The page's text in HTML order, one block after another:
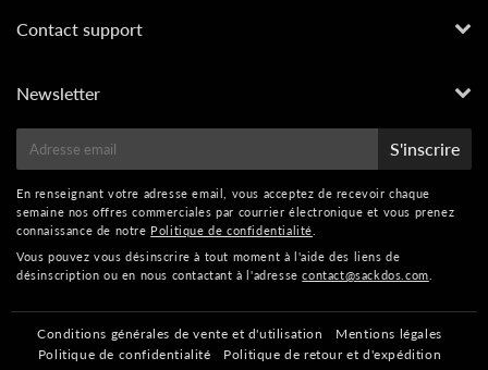
Contact support
Newsletter
mail
S'inscrire
En renseignant votre adresse email, vous acceptez de recevoir chaque
semaine nos offres commerciales par courrier électronique et vous prenez
connaissance de notre Politique de confidentialité
Vous pouvez vous désinscrire à tout moment à l'aide des liens de
désinscription ou en nous contactant à l'adressecontact@sackdos.com
Conditions générales de vente et d'utilisation
Mentions légales
Politique de confidentialité
Politique de retour et d'expédition